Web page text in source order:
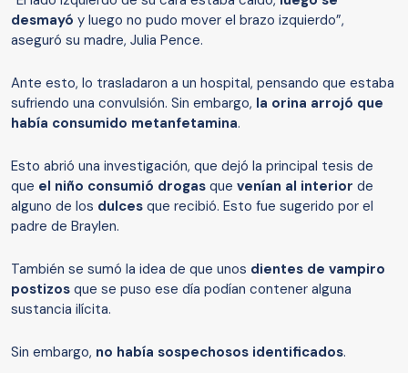
desmayó y luego no pudo mover el brazo izquierdo”,
aseguró su madre, Julia Pence.
Ante esto, lo trasladaron a un hospital, pensando que estaba
sufriendo una convulsión. Sin embargo, la orina arrojó que
había consumido metanfetamina.
Esto abrió una investigación, que dejó la principal tesis de
que el niño consumió drogas que venían al interior de
alguno de los dulces que recibió. Esto fue sugerido por el
padre de Braylen.
También se sumó la idea de que unos dientes de vampiro
postizos que se puso ese día podían contener alguna
sustancia ilícita.
Sin embargo, no había sospechosos identificados.